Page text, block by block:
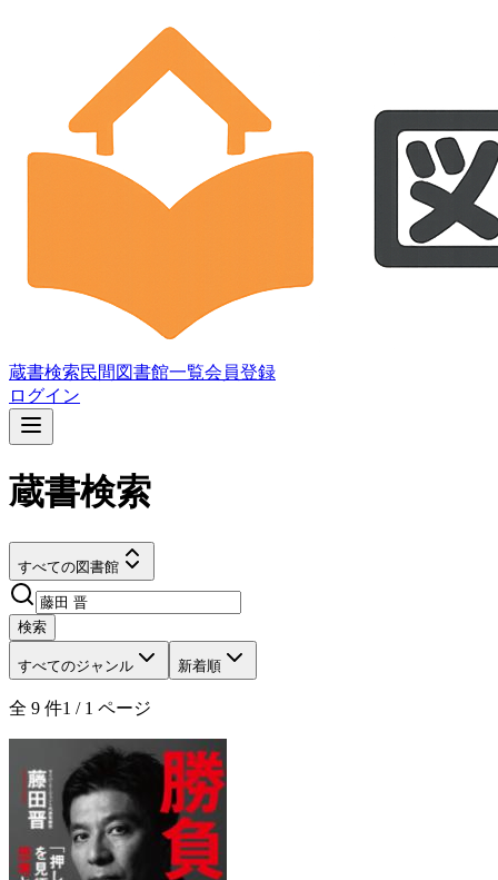
蔵書検索民間図書館一覧会員登録
ログイン
蔵書検索
すべての図書館
検索
すべてのジャンル 新着順
全 9 件1 / 1 ページ